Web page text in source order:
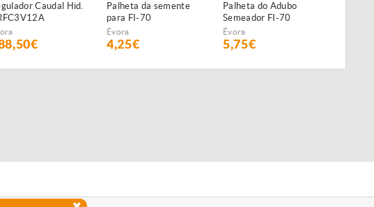
Palheta da semente
para FI-70
4,25€
Palheta do Adubo
Semeador FI-70
5,75€
Parafuso de Afinação
Semeador FI-70
9,60€